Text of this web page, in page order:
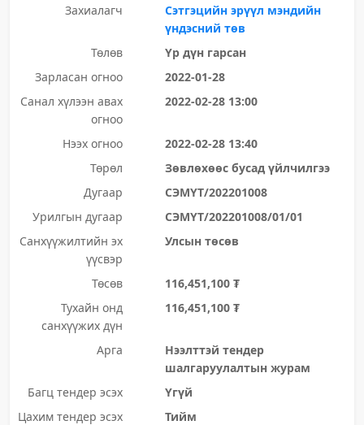
Захиалагч
Сэтгэцийн эрүүл мэндийн
үндэсний төв
Төлөв
Үр дүн гарсан
Зарласан огноо
2022-01-28
Санал хүлээн авах
огноо
2022-02-28 13:00
Нээх огноо
2022-02-28 13:40
Төрөл
Зөвлөхөөс бусад үйлчилгээ
Дугаар
СЭМҮТ/202201008
Урилгын дугаар
СЭМҮТ/202201008/01/01
Санхүүжилтийн эх
үүсвэр
Улсын төсөв
Төсөв
116,451,100 ₮
Тухайн онд
санхүүжих дүн
116,451,100 ₮
Арга
Нээлттэй тендер
шалгаруулалтын журам
Багц тендер эсэх
Үгүй
Цахим тендер эсэх
Тийм